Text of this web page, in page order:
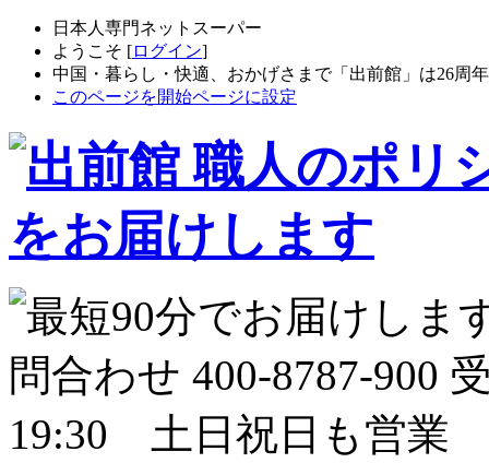
日本人専門ネットスーパー
ようこそ [ログイン]
中国・暮らし・快適、おかげさまで「出前館」は26周
このページを開始ページに設定